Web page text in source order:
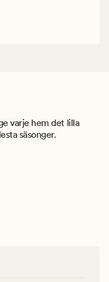
varje hem det lilla
säsonger.